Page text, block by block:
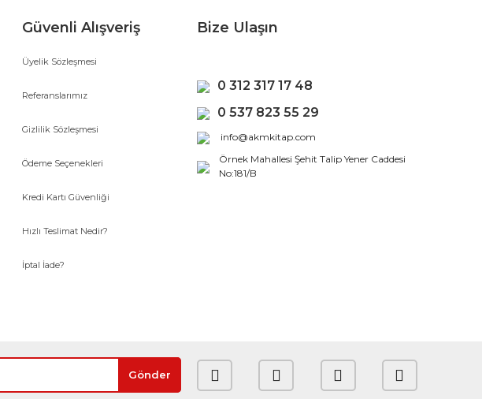
Güvenli Alışveriş
Üyelik Sözleşmesi
Referanslarımız
Gizlilik Sözleşmesi
Ödeme Seçenekleri
Kredi Kartı Güvenliği
Hızlı Teslimat Nedir?
İptal İade?
Bize Ulaşın
0 312 317 17 48
0 537 823 55 29
info@akmkitap.com
Örnek Mahallesi Şehit Talip Yener Caddesi
No:181/B
Gönder